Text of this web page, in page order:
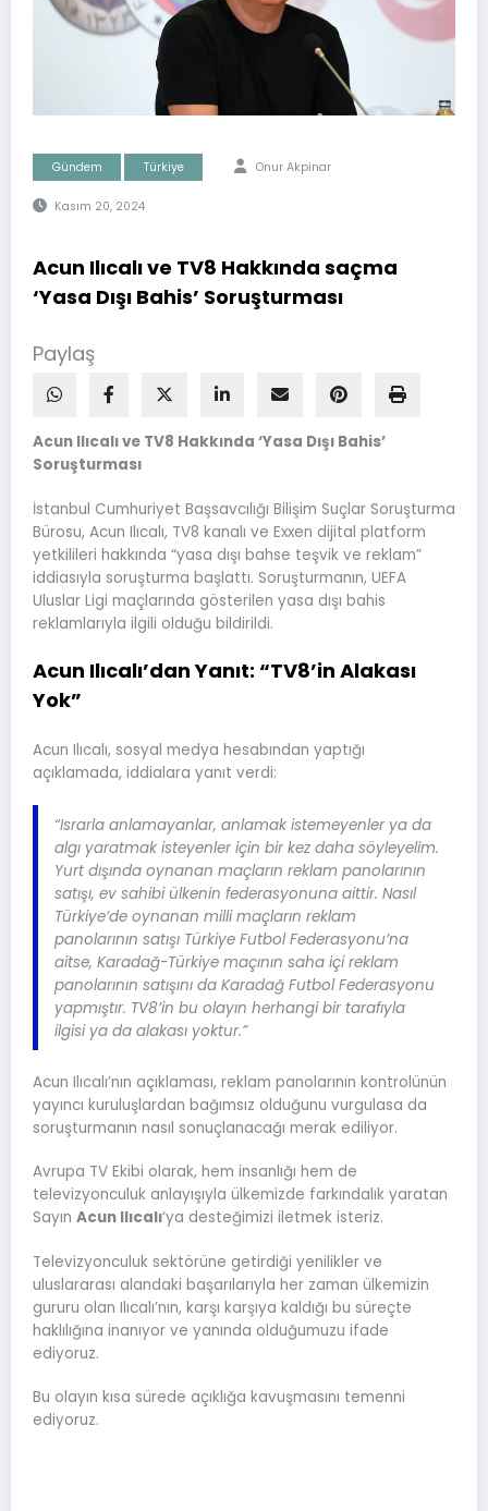
Gündem Türkiye Onur Akpinar
Kasım 20, 2024
Acun Ilıcalı ve TV8 Hakkında saçma
‘Yasa Dışı Bahis’ Soruşturması
Paylaş
Acun Ilıcalı ve TV8 Hakkında ‘Yasa Dışı Bahis’
Soruşturması
İstanbul Cumhuriyet Başsavcılığı Bilişim Suçlar Soruşturma
Bürosu, Acun Ilıcalı, TV8 kanalı ve Exxen dijital platform
yetkilileri hakkında “yasa dışı bahse teşvik ve reklam”
iddiasıyla soruşturma başlattı. Soruşturmanın, UEFA
Uluslar Ligi maçlarında gösterilen yasa dışı bahis
reklamlarıyla ilgili olduğu bildirildi.
Acun Ilıcalı’dan Yanıt: “TV8’in Alakası
Yok”
Acun Ilıcalı, sosyal medya hesabından yaptığı
açıklamada, iddialara yanıt verdi:
“Israrla anlamayanlar, anlamak istemeyenler ya da
algı yaratmak isteyenler için bir kez daha söyleyelim.
Yurt dışında oynanan maçların reklam panolarının
satışı, ev sahibi ülkenin federasyonuna aittir. Nasıl
Türkiye’de oynanan milli maçların reklam
panolarının satışı Türkiye Futbol Federasyonu’na
aitse, Karadağ-Türkiye maçının saha içi reklam
panolarının satışını da Karadağ Futbol Federasyonu
yapmıştır. TV8’in bu olayın herhangi bir tarafıyla
ilgisi ya da alakası yoktur.”
Acun Ilıcalı’nın açıklaması, reklam panolarının kontrolünün
yayıncı kuruluşlardan bağımsız olduğunu vurgulasa da
soruşturmanın nasıl sonuçlanacağı merak ediliyor.
Avrupa TV Ekibi olarak, hem insanlığı hem de
televizyonculuk anlayışıyla ülkemizde farkındalık yaratan
Sayın Acun Ilıcalı‘ya desteğimizi iletmek isteriz.
Televizyonculuk sektörüne getirdiği yenilikler ve
uluslararası alandaki başarılarıyla her zaman ülkemizin
gururu olan Ilıcalı’nın, karşı karşıya kaldığı bu süreçte
haklılığına inanıyor ve yanında olduğumuzu ifade
ediyoruz.
Bu olayın kısa sürede açıklığa kavuşmasını temenni
ediyoruz.